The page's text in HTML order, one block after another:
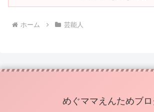
ホーム 芸能人
めぐママえんためブ